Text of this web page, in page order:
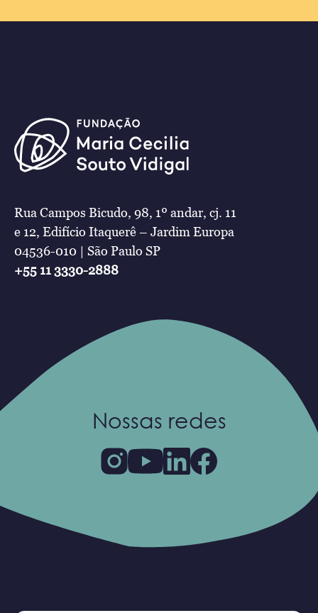
Rua Campos Bicudo, 98, 1º andar, cj. 11
e 12, Edifício Itaquerê – Jardim Europa
04536-010 | São Paulo SP
+55 11 3330-2888
Nossas redes